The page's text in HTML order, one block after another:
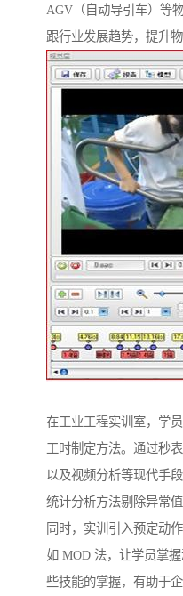
AGV（自动导引车）等
跟行业发展趋势，提升
在工业工程实训室，学
工时制定方法。通过秒
以及视频分析等现代手
统计分析方法剔除异常
同时，实训引入预定动
如 MOD 法，让学员掌
些技能的掌握，有助于